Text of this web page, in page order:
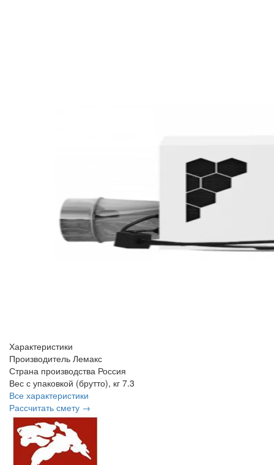
Характеристики
Производитель Лемакс
Страна производства Россия
Вес с упаковкой (брутто), кг 7.3
Все характеристики
Рассчитать смету →